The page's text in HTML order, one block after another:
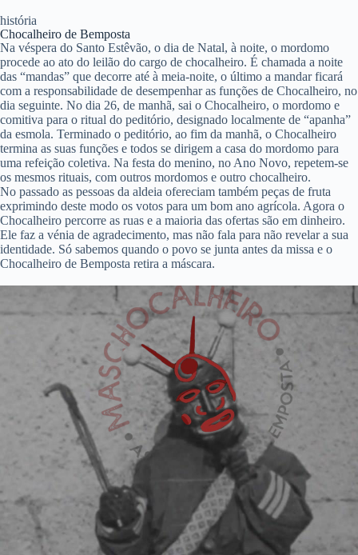
história
Chocalheiro de Bemposta
Na véspera do Santo Estêvão, o dia de Natal, à noite, o mordomo
procede ao ato do leilão do cargo de chocalheiro. É chamada a noite
das “mandas” que decorre até à meia-noite, o último a mandar ficará
com a responsabilidade de desempenhar as funções de Chocalheiro, no
dia seguinte. No dia 26, de manhã, sai o Chocalheiro, o mordomo e
comitiva para o ritual do peditório, designado localmente de “apanha”
da esmola. Terminado o peditório, ao fim da manhã, o Chocalheiro
termina as suas funções e todos se dirigem a casa do mordomo para
uma refeição coletiva. Na festa do menino, no Ano Novo, repetem-se
os mesmos rituais, com outros mordomos e outro chocalheiro.
No passado as pessoas da aldeia ofereciam também peças de fruta
exprimindo deste modo os votos para um bom ano agrícola. Agora o
Chocalheiro percorre as ruas e a maioria das ofertas são em dinheiro.
Ele faz a vénia de agradecimento, mas não fala para não revelar a sua
identidade. Só sabemos quando o povo se junta antes da missa e o
Chocalheiro de Bemposta retira a máscara.